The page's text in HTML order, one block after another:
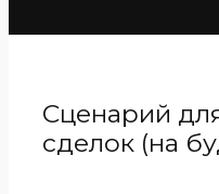
Сценарий
сделок (на